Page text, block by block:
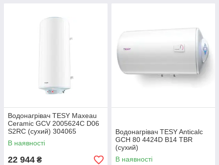
Нагрівний елемент Anticalc працює при низькій температурі
і заміна нагрівача надзвичайно прості та швидкі і не
Водонагрівач TESY Maxeau
Ceramic GCV 2005624C D06
S2RC (сухий) 304065
В наявності
22 944 ₴
Водонагрівач TESY Anticalc
GCH 80 4424D B14 TBR
(сухий)
В наявності